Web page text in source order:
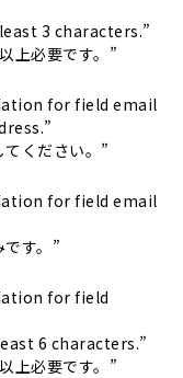
3 characters.”
上必要です。”
for field email
ください。”
for field email
す。”
for field
6 characters.”
上必要です。”